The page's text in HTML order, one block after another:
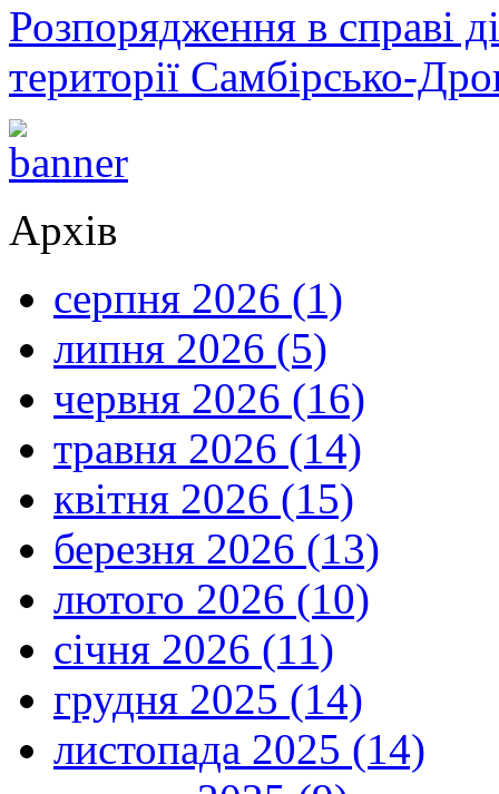
Розпорядження в справі
території Самбірсько-
Архів
серпня 2026 (1)
липня 2026 (5)
червня 2026 (16)
травня 2026 (14)
квітня 2026 (15)
березня 2026 (13)
лютого 2026 (10)
січня 2026 (11)
грудня 2025 (14)
листопада 2025 (14)